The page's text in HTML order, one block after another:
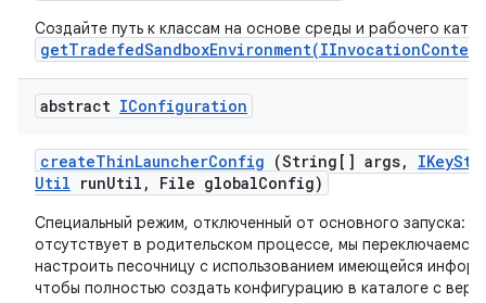
Создайте путь к классам на основе среды и рабочего
abstract IConfiguration
createThinLauncherConfig (String[] args, IKey
Util runUtil , File globalConfig)
Специальный режим, отключенный от основного запуска:
отсутствует в родительском процессе, мы переключаемся
настроить песочницу с использованием имеющейся
чтобы полностью создать конфигурацию в каталоге с